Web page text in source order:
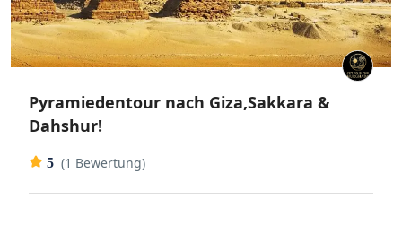
Pyramiedentour nach Giza,Sakkara &
Dahshur!
5 (1 Bewertung)